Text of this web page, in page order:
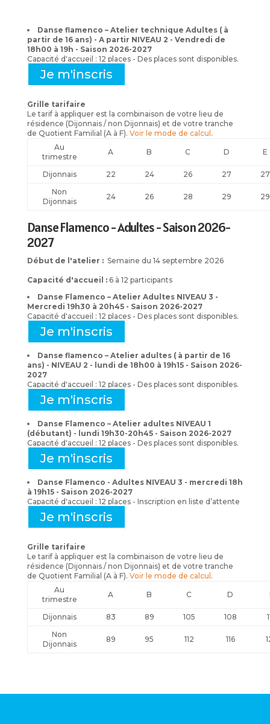
Danse flamenco – Atelier technique Adultes ( à
partir de 16 ans) - A partir NIVEAU 2 - Vendredi de
18h00 à 19h - Saison 2026-2027
Capacité d'accueil : 12 places - Des places sont disponibles.
Je m'inscris
Grille tarifaire
Le tarif à appliquer est la combinaison de votre lieu de
résidence (Dijonnais / non Dijonnais) et de votre tranche
de Quotient Familial (A à F). Voir le mode de calcul.
Au
trimestre
A B C D E
Dijonnais 22 24 26 27
27
Non
Dijonnais
24 26 28 29 29
Danse Flamenco - Adultes - Saison 2026-
2027
Début de l'atelier :Semaine du 14 septembre 2026
Capacité d'accueil :6 à 12 participants
Danse Flamenco – Atelier Adultes NIVEAU 3 -
Mercredi 19h30 à 20h45 - Saison 2026-2027
Capacité d'accueil : 12 places - Des places sont disponibles.
Je m'inscris
Danse flamenco – Atelier adultes ( à partir de 16
ans) - NIVEAU 2 - lundi de 18h00 à 19h15 - Saison 2026-
2027
Capacité d'accueil : 12 places - Des places sont disponibles.
Je m'inscris
Danse Flamenco – Atelier adultes NIVEAU 1
(débutant) - lundi 19h30-20h45 - Saison 2026-2027
Capacité d'accueil : 12 places - Des places sont disponibles.
Je m'inscris
Danse Flamenco - Adultes NIVEAU 3 - mercredi 18h
à 19h15 - Saison 2026-2027
Capacité d'accueil : 12 places - Inscription en liste d’attente
Je m'inscris
Grille tarifaire
Le tarif à appliquer est la combinaison de votre lieu de
résidence (Dijonnais / non Dijonnais) et de votre tranche
de Quotient Familial (A à F). Voir le mode de calcul.
Au
trimestre
A B C D
Dijonnais 83 89 105 108
Non
Dijonnais
89 95 112 116